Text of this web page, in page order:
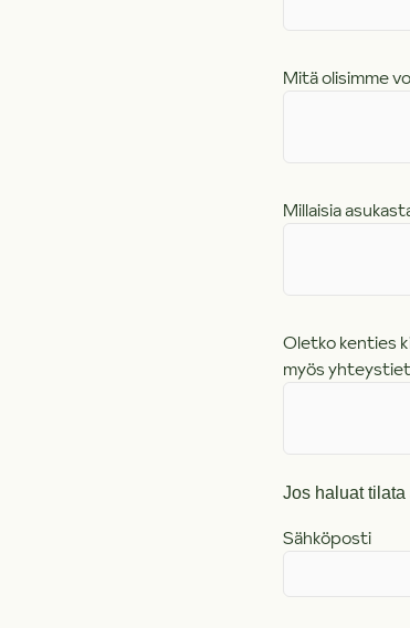
Mitä olisimme
Millaisia
Oletko kenties
myös
Jos haluat
Sähköposti